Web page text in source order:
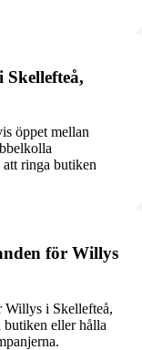
öppet mellan
att ringa butiken
för Willys
Willys i Skellefteå,
butiken eller hålla